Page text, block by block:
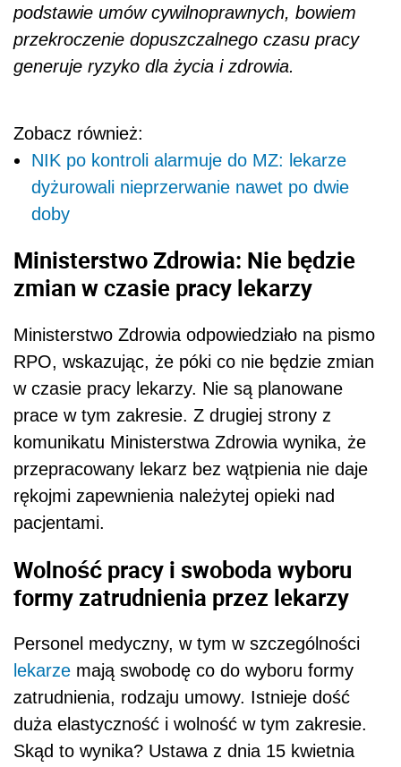
podstawie umów cywilnoprawnych, bowiem
przekroczenie dopuszczalnego czasu pracy
generuje ryzyko dla życia i zdrowia.
Zobacz również:
NIK po kontroli alarmuje do MZ: lekarze
dyżurowali nieprzerwanie nawet po dwie
doby
Ministerstwo Zdrowia: Nie będzie
zmian w czasie pracy lekarzy
Ministerstwo Zdrowia odpowiedziało na pismo
RPO, wskazując, że póki co nie będzie zmian
w czasie pracy lekarzy. Nie są planowane
prace w tym zakresie. Z drugiej strony z
komunikatu Ministerstwa Zdrowia wynika, że
przepracowany lekarz bez wątpienia nie daje
rękojmi zapewnienia należytej opieki nad
pacjentami.
Wolność pracy i swoboda wyboru
formy zatrudnienia przez lekarzy
Personel medyczny, w tym w szczególności
lekarze mają swobodę co do wyboru formy
zatrudnienia, rodzaju umowy. Istnieje dość
duża elastyczność i wolność w tym zakresie.
Skąd to wynika? Ustawa z dnia 15 kwietnia